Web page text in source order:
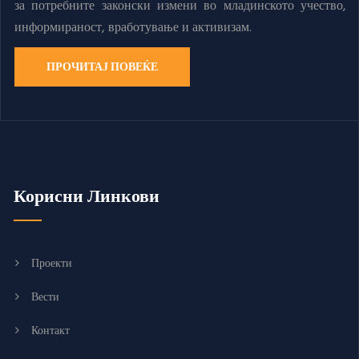
за потребните законски измени во младинското учество,
информираност, вработување и активизам.
ПРОЧИТАЈ ПОВЕЌЕ
Корисни Линкови
Проекти
Вести
Контакт